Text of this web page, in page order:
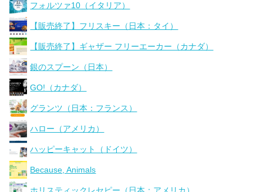
フォルツァ10（イタリア）
【販売終了】フリスキー（日本：タイ）
【販売終了】ギャザー フリーエーカー（カナダ）
銀のスプーン（日本）
GO!（カナダ）
グランツ（日本：フランス）
ハロー（アメリカ）
ハッピーキャット（ドイツ）
Because, Animals